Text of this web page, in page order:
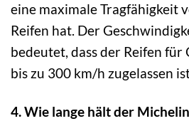
eine maximale Tragfähigkeit
Reifen hat. Der
bedeutet, dass der Reifen für
bis zu 300 km/h zugelassen
4. Wie lange hält der